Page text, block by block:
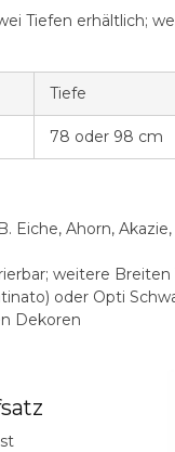
Tiefen erhältlich;
Tiefe
78 oder 98 cm
Eiche, Ahorn,
weitere Breiten
oder Opti
Dekoren